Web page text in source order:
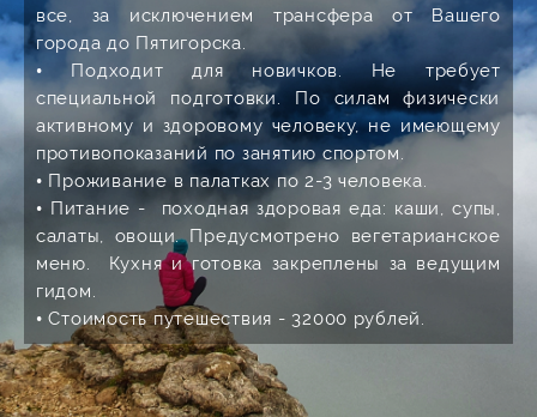
все, за исключением трансфера от Вашего
города до Пятигорска.
• Подходит для новичков. Не требует
специальной подготовки. По силам физически
активному и здоровому человеку, не имеющему
противопоказаний по занятию спортом.
• Проживание в палатках по 2-3 человека.
• Питание - походная здоровая еда: каши, супы,
салаты, овощи. Предусмотрено вегетарианское
меню. Кухня и готовка закреплены за ведущим
гидом.
• Стоимость путешествия - 32000 рублей.